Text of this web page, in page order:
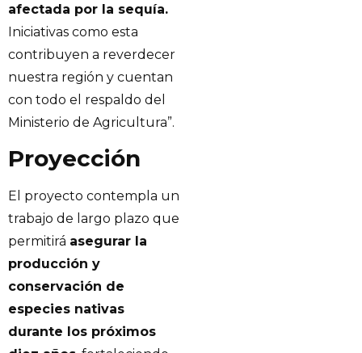
afectada por la sequía.
Iniciativas como esta
contribuyen a reverdecer
nuestra región y cuentan
con todo el respaldo del
Ministerio de Agricultura”.
Proyección
El proyecto contempla un
trabajo de largo plazo que
permitirá asegurar la
producción y
conservación de
especies nativas
durante los próximos